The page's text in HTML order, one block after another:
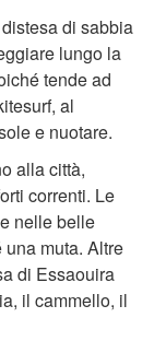
di sabbia
lungo la
tende ad
al
e nuotare.
alla città,
correnti. Le
nelle belle
muta. Altre
di Essaouira
il cammello, il